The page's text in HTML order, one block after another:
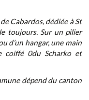
Cabardos, dédiée à St
toujours. Sur un pilier
d’un hangar, une main
coiffé 0du Scharko et
dépend du canton